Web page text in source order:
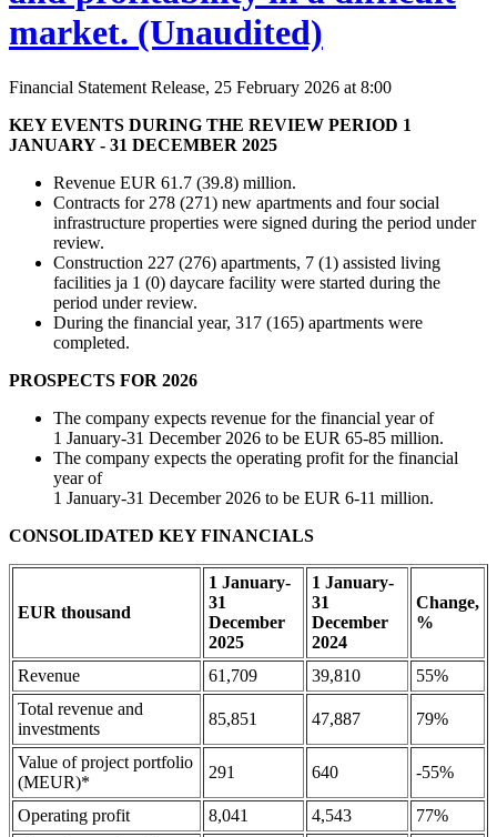
market. (Unaudited)
Financial Statement Release, 25 February 2026 at 8:00
KEY EVENTS DURING THE REVIEW PERIOD 1
JANUARY - 31 DECEMBER 2025
Revenue EUR 61.7 (39.8) million.
Contracts for 278 (271) new apartments and four social
infrastructure properties were signed during the period under
review.
Construction 227 (276) apartments, 7 (1) assisted living
facilities ja 1 (0) daycare facility were started during the
period under review.
During the financial year, 317 (165) apartments were
completed.
PROSPECTS FOR 2026
The company expects revenue for the financial year of
1 January-31 December 2026 to be EUR 65-85 million.
The company expects the operating profit for the financial
year of
1 January-31 December 2026 to be EUR 6-11 million.
CONSOLIDATED KEY FINANCIALS
EUR thousand
1 January-
31
December
2025
1 January-
31
December
2024
Change,
%
Revenue 61,709 39,810
55%
Total revenue and
investments
85,851 47,887 79%
Value of project portfolio
(MEUR)*
291 640 -55%
Operating profit 8,041 4,543
77%